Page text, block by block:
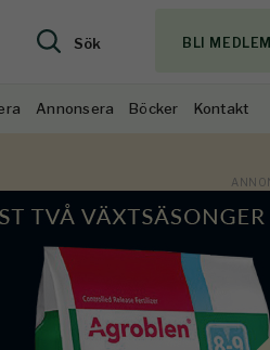
Sök BLI MEDLEM
Annonsera Böcker Kontakt